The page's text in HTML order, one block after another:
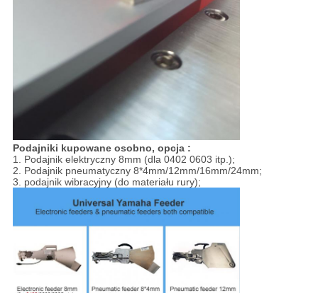
Podajniki kupowane osobno, opcja :
1. Podajnik elektryczny 8mm (dla 0402 0603 itp.);
2. Podajnik pneumatyczny 8*4mm/12mm/16mm/24mm;
3. podajnik wibracyjny (do materiału rury);